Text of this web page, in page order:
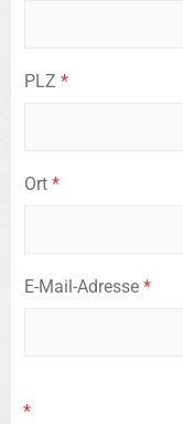
PLZ *
Ort *
E-Mail-Adresse *
*